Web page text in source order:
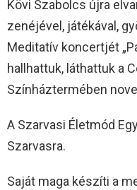
Kövi Szabolcs újra
zenéjével, játékával,
Meditatív koncertjét
hallhattuk, láthattuk a
Színháztermében
A Szarvasi Életmód
Szarvasra.
Saját maga készíti a